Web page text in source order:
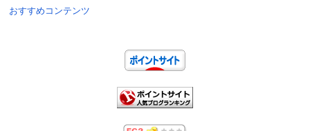
おすすめコンテンツ